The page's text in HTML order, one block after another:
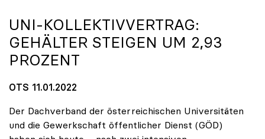
UNI-KOLLEKTIVVERTRAG:
GEHÄLTER STEIGEN UM 2,93
PROZENT
OTS 11.01.2022
Der Dachverband der österreichischen Universitäten
und die Gewerkschaft öffentlicher Dienst (GÖD)